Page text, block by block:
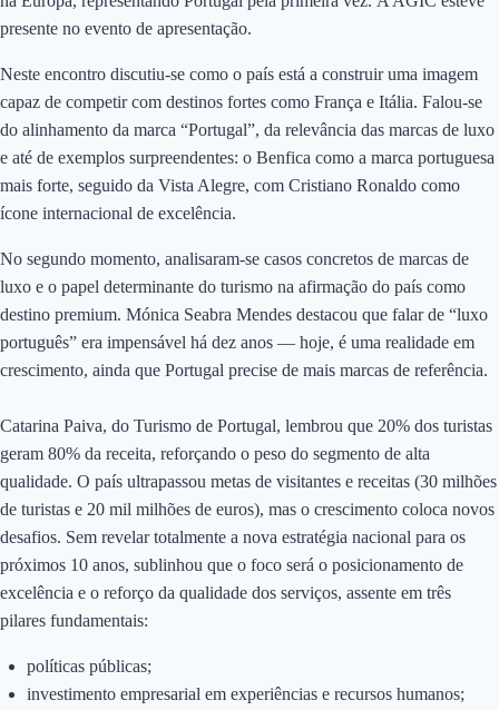
presente no evento de apresentação.
Neste encontro discutiu-se como o país está a construir uma imagem
capaz de competir com destinos fortes como França e Itália. Falou-se
do alinhamento da marca “Portugal”, da relevância das marcas de luxo
e até de exemplos surpreendentes: o Benfica como a marca portuguesa
mais forte, seguido da Vista Alegre, com Cristiano Ronaldo como
ícone internacional de excelência.
No segundo momento, analisaram-se casos concretos de marcas de
luxo e o papel determinante do turismo na afirmação do país como
destino premium. Mónica Seabra Mendes destacou que falar de “luxo
português” era impensável há dez anos — hoje, é uma realidade em
crescimento, ainda que Portugal precise de mais marcas de referência.
Catarina Paiva, do Turismo de Portugal, lembrou que 20% dos turistas
geram 80% da receita, reforçando o peso do segmento de alta
qualidade. O país ultrapassou metas de visitantes e receitas (30 milhões
de turistas e 20 mil milhões de euros), mas o crescimento coloca novos
desafios. Sem revelar totalmente a nova estratégia nacional para os
próximos 10 anos, sublinhou que o foco será o posicionamento de
excelência e o reforço da qualidade dos serviços, assente em três
pilares fundamentais:
políticas públicas;
investimento empresarial em experiências e recursos humanos;